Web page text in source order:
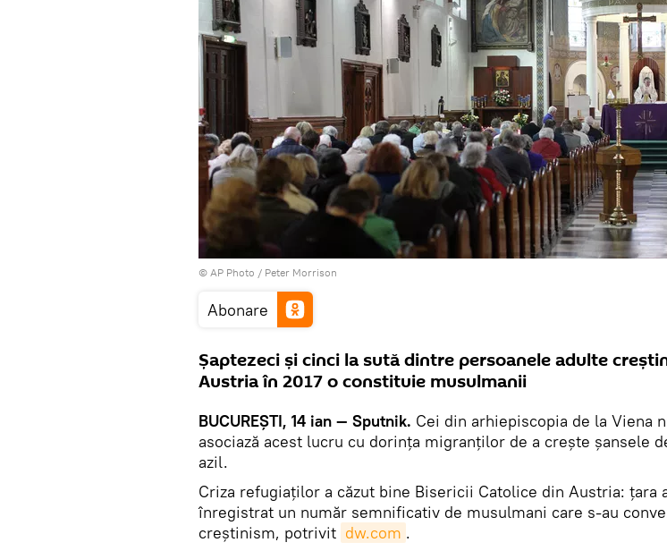
© AP Photo / Peter Morrison
Abonare
Șaptezeci și cinci la sută dintre persoanele adulte
Austria în 2017 o constituie musulmanii
BUCUREȘTI, 14 ian — Sputnik. Cei din arhiepiscopia de la Viena
asociază acest lucru cu dorința migranților de a crește șansele
azil.
Criza refugiaților a căzut bine Bisericii Catolice din Austria: țara
înregistrat un număr semnificativ de musulmani care s-au
creștinism, potrivit dw.com .